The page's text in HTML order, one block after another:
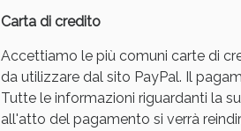
Carta di credito
Accettiamo le più comuni carte di
da utilizzare dal sito PayPal. Il
Tutte le informazioni riguardanti la
all'atto del pagamento si verrà